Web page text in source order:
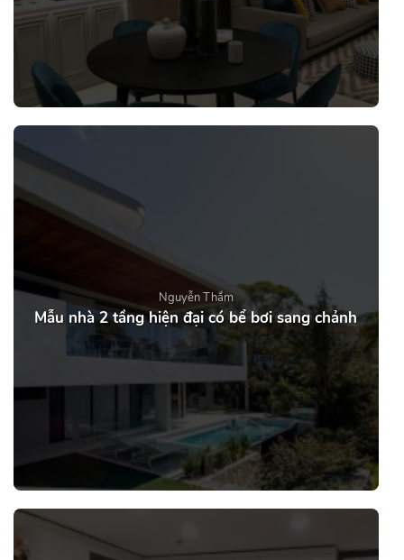
Nguyễn Thắm
Mẫu nhà 2 tầng hiện đại có bể bơi sang chảnh